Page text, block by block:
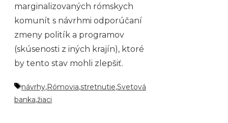
marginalizovaných rómskych
komunít s návrhmi odporúčaní
zmeny politík a programov
(skúsenosti z iných krajín), ktoré
by tento stav mohli zlepšiť.
Značky
návrhy,Rómovia,stretnutie,Svetová
banka,žiaci